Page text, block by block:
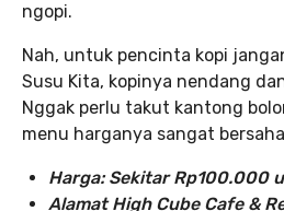
ngopi.
Nah, untuk pencinta kopi
Susu Kita, kopinya nendang
Nggak perlu takut kantong
menu harganya sangat
Harga: Sekitar Rp100.000
Alamat High Cube Cafe &